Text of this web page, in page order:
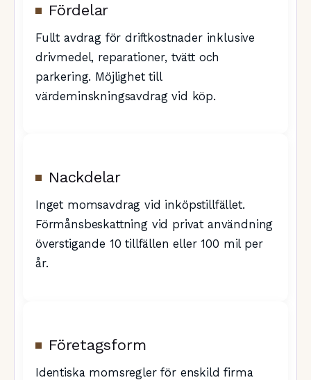
Fördelar
Fullt avdrag för driftkostnader inklusive
drivmedel, reparationer, tvätt och
parkering. Möjlighet till
värdeminskningsavdrag vid köp.
Nackdelar
Inget momsavdrag vid inköpstillfället.
Förmånsbeskattning vid privat användning
överstigande 10 tillfällen eller 100 mil per
år.
Företagsform
Identiska momsregler för enskild firma